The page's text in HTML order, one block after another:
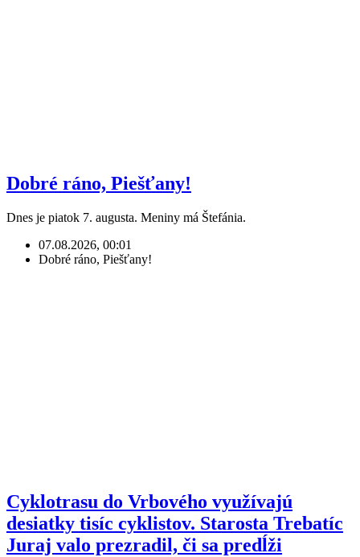
Dobré ráno, Piešťany!
Dnes je piatok 7. augusta. Meniny má Štefánia.
07.08.2026, 00:01
Dobré ráno, Piešťany!
Cyklotrasu do Vrbového využívajú
desiatky tisíc cyklistov. Starosta Trebatíc
Juraj valo prezradil, či sa predĺži